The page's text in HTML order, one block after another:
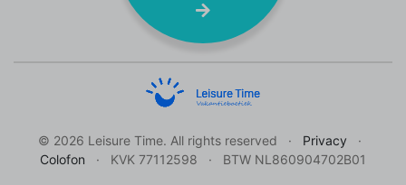
© 2026 Leisure Time. All rights reserved
Privacy
Colofon
KVK 77112598 BTW NL860904702B01